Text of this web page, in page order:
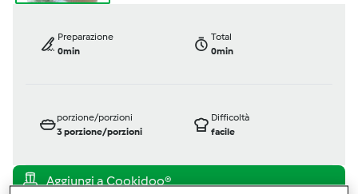
Preparazione
0min
Total
0min
porzione/porzioni
3porzione/porzioni
Difficoltà
facile